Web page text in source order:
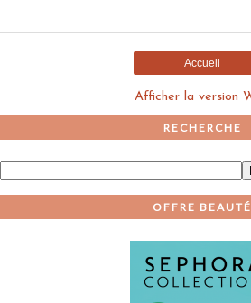
Accueil
Afficher la version
RECHERCHE
OFFRE BEAUTÉ